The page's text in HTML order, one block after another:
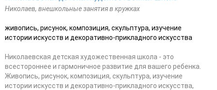
Николаев, внешкольные занятия в кружках
живопись, рисунок, композиция, скульптура, изучение
истории искусств и декоративно-прикладного искусства
Николаевская детская художественная школа - это
всестороннее и гармоничное развитие для вашего ребенка.
Живопись, рисунок, композиция, скульптура, изучение
истории искусств и декоративно-прикладного искусства,